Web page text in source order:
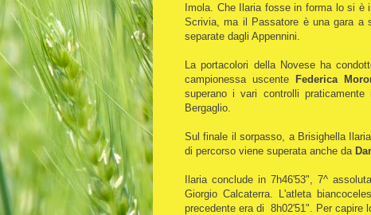
Imola. Che Ilaria fosse in forma lo si
Scrivia, ma il Passatore è una gara a
separate dagli Appennini.
La portacolori della Novese ha
campionessa uscente
Federica
superano i vari controlli
Bergaglio.
Sul finale il sorpasso, a Brisighella
di percorso viene superata anche da
Ilaria conclude in 7h46'53", 7^
Giorgio Calcaterra. L'atleta
precedente era di 8h02'51". Per capire